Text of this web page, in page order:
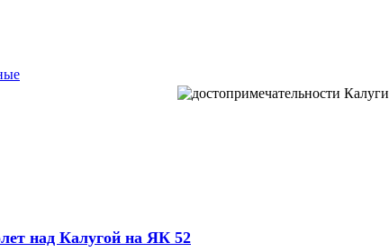
над Калугой на ЯК 52